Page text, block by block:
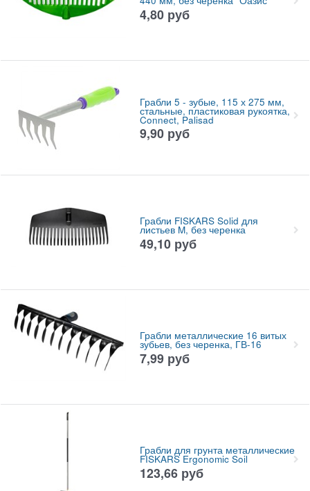
4,80 руб
Грабли 5 - зубые, 115 х 275 мм,
стальные, пластиковая рукоятка,
Connect, Palisad
9,90 руб
Грабли FISKARS Solid для
листьев M, без черенка
49,10 руб
Грабли металлические 16 витых
зубьев, без черенка, ГВ-16
7,99 руб
Грабли для грунта металлические
FISKARS Ergonomic Soil
123,66 руб